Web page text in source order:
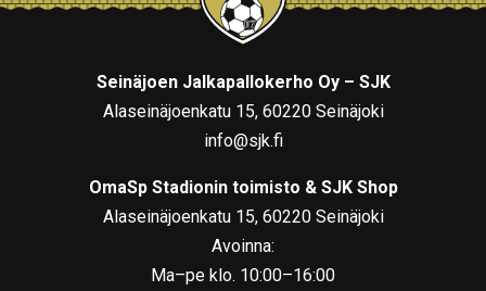
Seinäjoen Jalkapallokerho Oy – SJK
Alaseinäjoenkatu 15, 60220 Seinäjoki
info@sjk.fi
OmaSp Stadionin toimisto & SJK Shop
Alaseinäjoenkatu 15, 60220 Seinäjoki
Avoinna:
Ma–pe klo. 10:00–16:00